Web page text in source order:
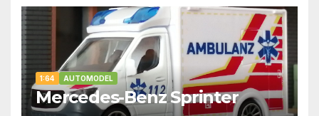
1:64 AUTOMODEL
Mercedes-Benz Sprinter